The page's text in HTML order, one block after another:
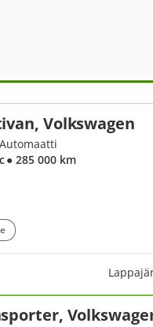
Volkswagen
● 285 000 km